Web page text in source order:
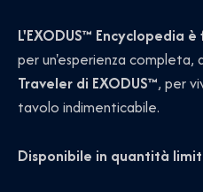
L'EXODUS™ Encyclopedia
per un'esperienza completa,
Traveler di EXODUS™, per
tavolo indimenticabile.
Disponibile in quantità